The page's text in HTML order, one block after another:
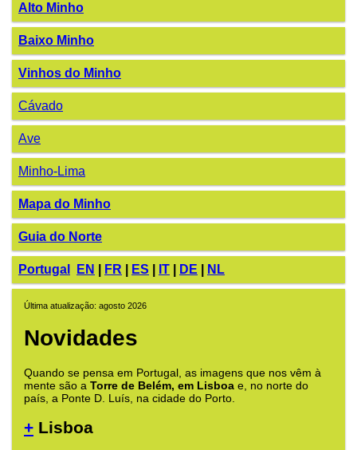
Alto Minho
Baixo Minho
Vinhos do Minho
Cávado
Ave
Minho-Lima
Mapa do Minho
Guia do Norte
Portugal EN FR ES IT DE NL
Última atualização: agosto 2026
Novidades
Quando se pensa em Portugal, as imagens que nos vêm à
mente são a Torre de Belém, em Lisboa e, no norte do
país, a Ponte D. Luís, na cidade do Porto.
+ Lisboa